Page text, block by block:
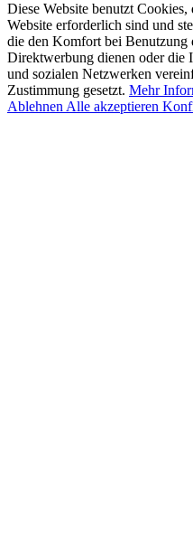
Diese Website benutzt
Website erforderlich sind und
die den Komfort bei Benutzung
Direktwerbung dienen oder die
und sozialen Netzwerken
Zustimmung gesetzt. Mehr
Ablehnen Alle akzeptieren